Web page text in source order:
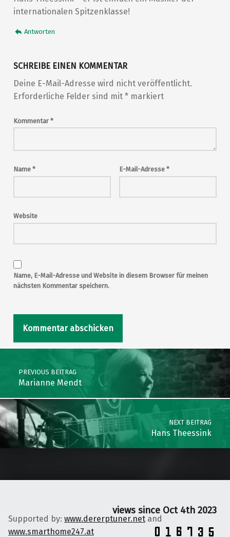
internationalen Spitzenklasse!
Antworten
SCHREIBE EINEN KOMMENTAR
Deine E-Mail-Adresse wird nicht veröffentlicht.
Erforderliche Felder sind mit *markiert
Kommentar *
Name * E-Mail-Adresse *
Website
Name, E-Mail-Adresse und Website in diesem Browser für meinen
nächsten Kommentar speichern.
Post navigation
PREVIOUS BEITRAG
Marianne Mendt
NEXT BEITRAG
Hans Theessink
Supported by: www.dererptuner.net and
www.smarthome247.at
views since Oct 4th 2023